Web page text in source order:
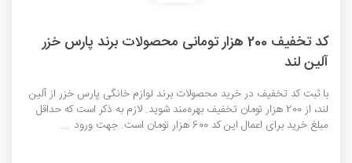
کد تخفیف 200 هزار تومانی محصولات برند پارس خزر
آلین لند
با ثبت کد تخفیف در خرید محصولات برند لوازم خانگی پارس خزر از آلین
لند، از 200 هزار تومان تخفیف بهره‌مند شوید. لازم به ذکر است که حداقل
مبلغ خرید برای اعمال این کد 600 هزار تومان است. جهت ورود ...